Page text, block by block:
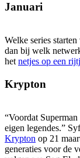
Januari
Welke series
dan bij welk
het netjes op een
Krypton
“Voordat
eigen legendes.”
Krypton op 21
generaties voor de